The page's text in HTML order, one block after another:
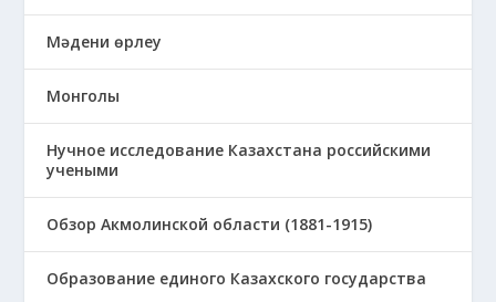
Мәдени өрлеу
Монголы
Нучное исследование Казахстана российскими
учеными
Обзор Акмолинской области (1881-1915)
Образование единого Казахского государства